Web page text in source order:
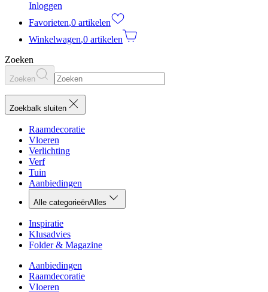
Inloggen
Favorieten,0 artikelen
Winkelwagen,0 artikelen
Zoeken
Zoeken
Zoekbalk sluiten
Raamdecoratie
Vloeren
Verlichting
Verf
Tuin
Aanbiedingen
Alle categorieënAlles
Inspiratie
Klusadvies
Folder & Magazine
Aanbiedingen
Raamdecoratie
Vloeren